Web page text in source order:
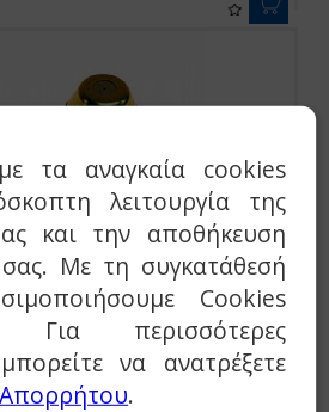
Danfoss 0,85/45°S
τα αναγκαία cookies
λειτουργία της
και την αποθήκευση
Με τη συγκατάθεσή
Cookies
Για περισσότερες
να ανατρέξετε
Απορρήτου.